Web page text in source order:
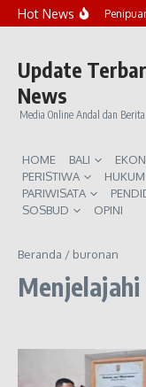
Lewati ke konten
Hot NewsMarak
Update
News
Media Online Andal dan
HOME BALI
PERISTIWA
HUKUM
PARIWISATA
SOSBUD
OPINI
Beranda / buronan
Menjelajahi